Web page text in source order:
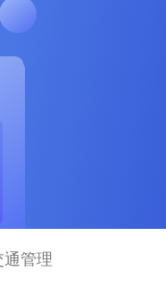
通管理